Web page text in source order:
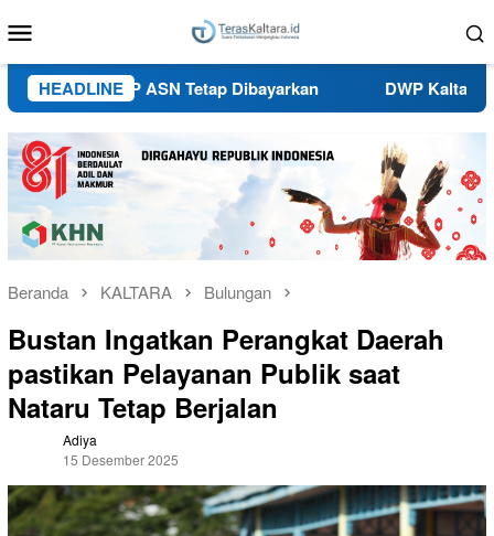
ke
Mobile
HEADLINE
TPP ASN Tetap Dibayarkan DWP Kaltara Ajak
Beranda KALTARA Bulungan
Bustan Ingatkan Perangkat Daerah
pastikan Pelayanan Publik saat
Nataru Tetap Berjalan
Adiya
15 Desember 2025